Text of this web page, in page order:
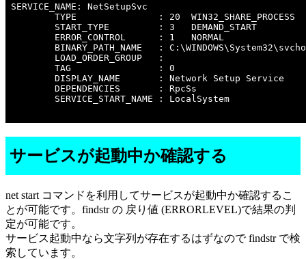
SERVICE_NAME: NetSetupSvc
        TYPE               : 20  WIN32_SHARE_PROCESS
        START_TYPE         : 3   DEMAND_START
        ERROR_CONTROL      : 1   NORMAL
BINARY_PATH_NAME   :
        LOAD_ORDER_GROUP   :
        TAG                : 0
        DISPLAY_NAME       : Network Setup Service
        DEPENDENCIES       : RpcSs
        SERVICE_START_NAME : LocalSystem
サービスが起動中か確認する
net start コマンドを利用してサービスが起動中か確認するこ
とが可能です。findstr の 戻り値 (ERRORLEVEL)で結果の判
定が可能です。
サービス起動中なら文字列が存在するはずなので findstr で検
索しています。